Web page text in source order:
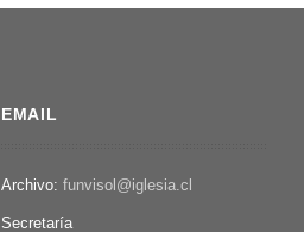
EMAIL
Archivo: funvisol@iglesia.cl
Secretaría